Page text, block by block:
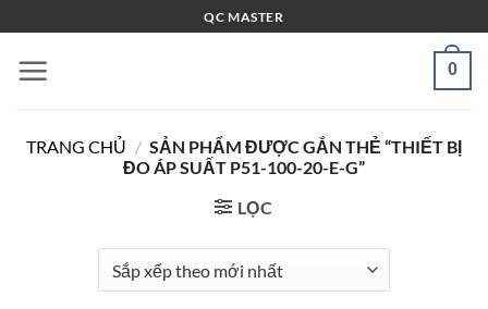
qua
nội
QC MASTER
0
TRANG CHỦ / SẢN PHẨM ĐƯỢC GẮN THẺ “THIẾT BỊ
ĐO ÁP SUẤT P51-100-20-E-G”
LỌC